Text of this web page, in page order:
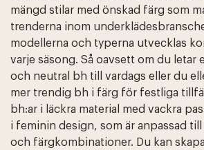
mängd stilar med önskad färg som
trenderna inom
modellerna och typerna utvecklas
varje säsong. Så oavsett om du letar
och neutral bh till vardags eller du
mer trendig bh i färg för festliga
bh:ar i läckra material med vackra
i feminin design, som är anpassad
och färgkombinationer. Du kan